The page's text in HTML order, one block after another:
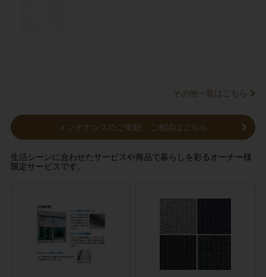
その他一覧はこちら
メンテナンスのご依頼、ご相談はこちら
生活シーンに合わせたサービスや商品で暮らしを彩るオーナー様
限定サービスです。